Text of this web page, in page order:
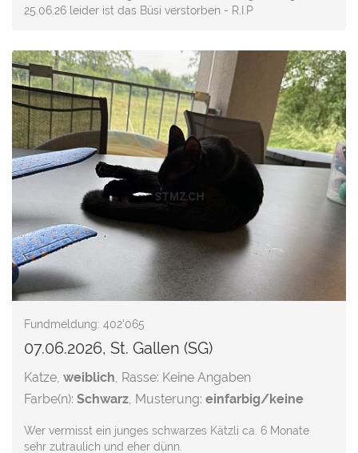
25.06.26 leider ist das Büsi verstorben - R.I.P
Fundmeldung: 402'065
07.06.2026, St. Gallen (SG)
Katze, weiblich, Rasse: Keine Angaben
Farbe(n): Schwarz, Musterung: einfarbig/keine
Wer vermisst ein junges schwarzes Kätzli ca. 6 Monate
sehr zutraulich und eher dünn.